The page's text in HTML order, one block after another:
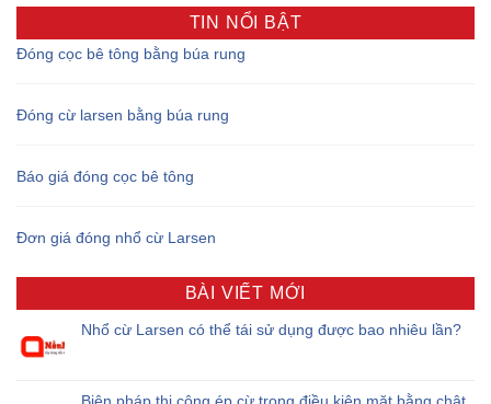
TIN NỔI BẬT
Đóng cọc bê tông bằng búa rung
Đóng cừ larsen bằng búa rung
Báo giá đóng cọc bê tông
Đơn giá đóng nhổ cừ Larsen
BÀI VIẾT MỚI
Nhổ cừ Larsen có thể tái sử dụng được bao nhiêu lần?